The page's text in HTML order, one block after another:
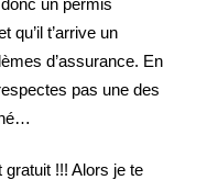
un permis
qu’il t’arrive un
d’assurance. En
pas une des
gratuit !!! Alors je te